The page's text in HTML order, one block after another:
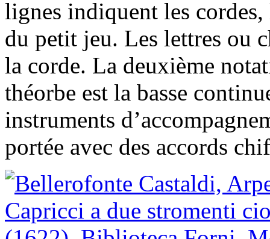
lignes indiquent les
du petit jeu. Les lettres ou
la corde. La deuxième
théorbe est la basse
instruments
portée avec des accords